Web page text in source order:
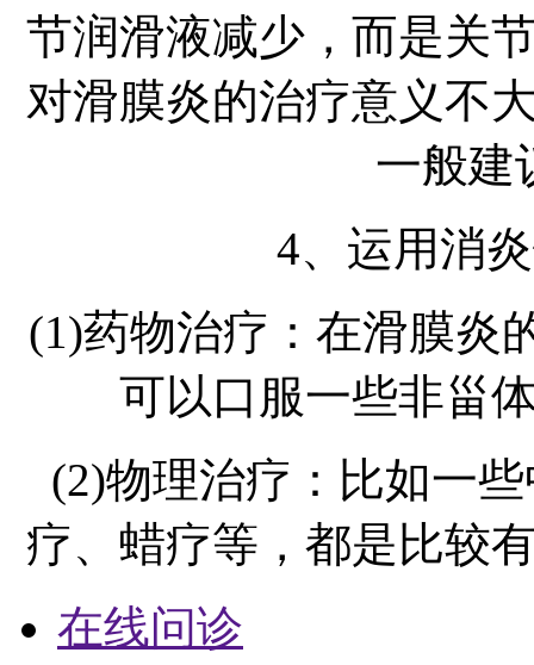
节润滑液减少，而是关
对滑膜炎的治疗意义不
一般建
4、运用消
(1)药物治疗：在滑膜炎
可以口服一些非甾
(2)物理治疗：比如一
疗、蜡疗等，都是比较
在线问诊